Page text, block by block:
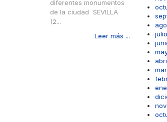
diferentes monumentos
de la ciudad SEVILLA
(2...
Leer más ...